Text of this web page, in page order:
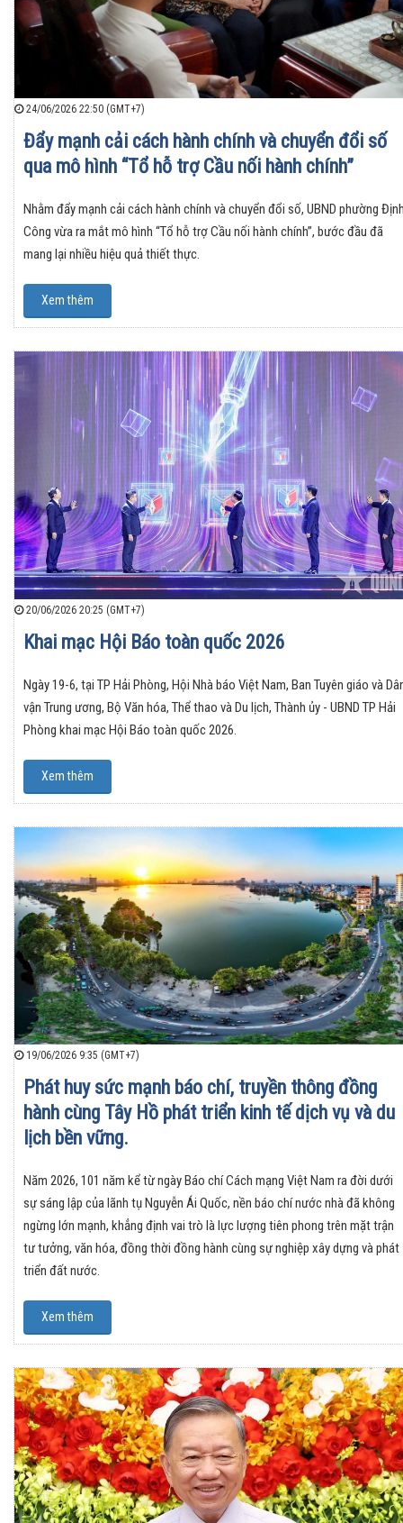
24/06/2026 22:50 (GMT+7)
Đẩy mạnh cải cách hành chính và chuyển đổi số
qua mô hình “Tổ hỗ trợ Cầu nối hành chính”
Nhằm đẩy mạnh cải cách hành chính và chuyển đổi số, UBND phường
Công vừa ra mắt mô hình “Tổ hỗ trợ Cầu nối hành chính”, bước đầu đã
mang lại nhiều hiệu quả thiết thực.
Xem thêm
20/06/2026 20:25 (GMT+7)
Khai mạc Hội Báo toàn quốc 2026
Ngày 19-6, tại TP Hải Phòng, Hội Nhà báo Việt Nam, Ban Tuyên giáo và
vận Trung ương, Bộ Văn hóa, Thể thao và Du lịch, Thành ủy - UBND TP Hải
Phòng khai mạc Hội Báo toàn quốc 2026.
Xem thêm
19/06/2026 9:35 (GMT+7)
Phát huy sức mạnh báo chí, truyền thông đồng
hành cùng Tây Hồ phát triển kinh tế dịch vụ và du
lịch bền vững.
Năm 2026, 101 năm kể từ ngày Báo chí Cách mạng Việt Nam ra đời dưới
sự sáng lập của lãnh tụ Nguyễn Ái Quốc, nền báo chí nước nhà đã không
ngừng lớn mạnh, khẳng định vai trò là lực lượng tiên phong trên mặt trận
tư tưởng, văn hóa, đồng thời đồng hành cùng sự nghiệp xây dựng và phát
triển đất nước.
Xem thêm